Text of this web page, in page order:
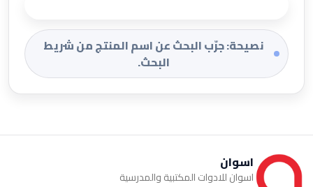
نصيحة: جرّب البحث عن اسم المنتج من شريط
البحث.
اسوان
اسوان للادوات المكتبية والمدرسية